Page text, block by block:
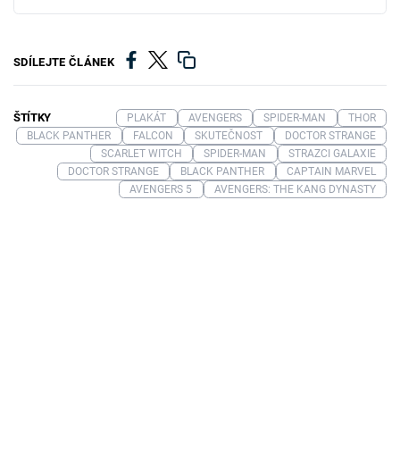
SDÍLEJTE ČLÁNEK
ŠTÍTKY PLAKÁT AVENGERS SPIDER-MAN
THOR
BLACK PANTHER
FALCON SKUTEČNOST
DOCTOR STRANGE
SCARLET WITCH
SPIDER-MAN
STRAZCI GALAXIE
DOCTOR STRANGE
BLACK PANTHER
CAPTAIN MARVEL
AVENGERS 5
AVENGERS: THE KANG DYNASTY